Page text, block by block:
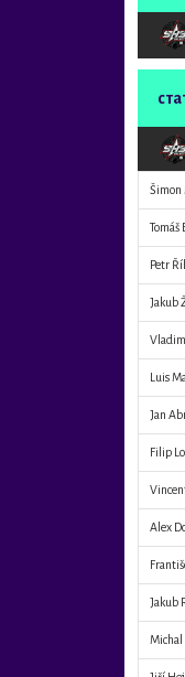
Šimon
Tomáš
Petr
Jakub
Luis
Jan
Filip
Alex
Jakub
Michal